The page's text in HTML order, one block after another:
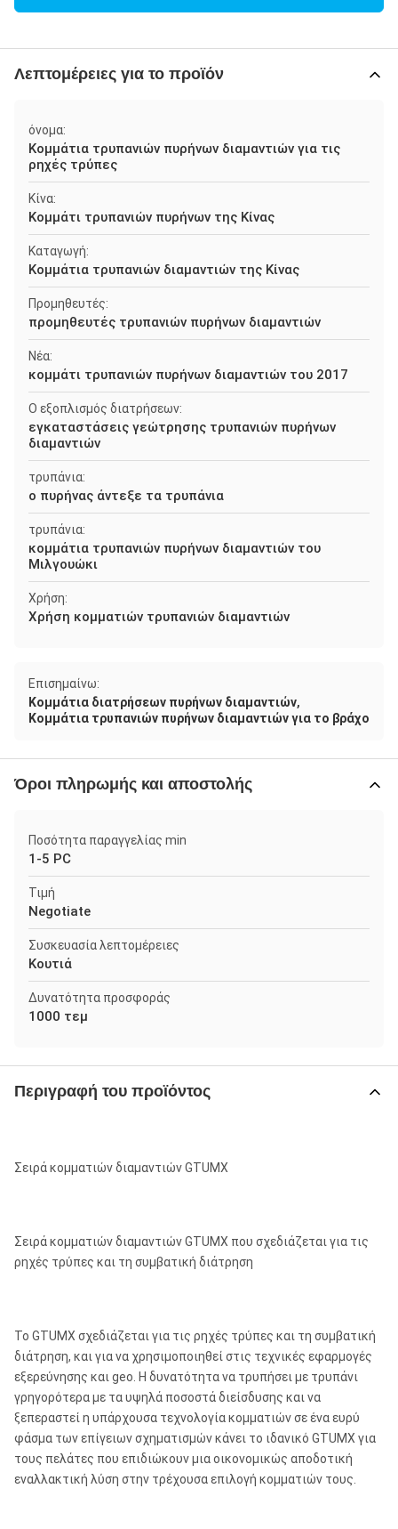
Λεπτομέρειες για το προϊόν
όνομα:
Κομμάτια τρυπανιών πυρήνων διαμαντιών για τις
ρηχές τρύπες
Κίνα:
Κομμάτι τρυπανιών πυρήνων της Κίνας
Καταγωγή:
Κομμάτια τρυπανιών διαμαντιών της Κίνας
Προμηθευτές:
προμηθευτές τρυπανιών πυρήνων διαμαντιών
Νέα:
κομμάτι τρυπανιών πυρήνων διαμαντιών του 2017
Ο εξοπλισμός διατρήσεων:
εγκαταστάσεις γεώτρησης τρυπανιών πυρήνων
διαμαντιών
τρυπάνια:
ο πυρήνας άντεξε τα τρυπάνια
τρυπάνια:
κομμάτια τρυπανιών πυρήνων διαμαντιών του
Μιλγουώκι
Χρήση:
Χρήση κομματιών τρυπανιών διαμαντιών
Επισημαίνω:
Κομμάτια διατρήσεων πυρήνων διαμαντιών,
Κομμάτια τρυπανιών πυρήνων διαμαντιών για το βράχο
Όροι πληρωμής και αποστολής
Ποσότητα παραγγελίας min
1-5 PC
Τιμή
Negotiate
Συσκευασία λεπτομέρειες
Κουτιά
Δυνατότητα προσφοράς
1000 τεμ
Περιγραφή του προϊόντος
Σειρά κομματιών διαμαντιών GTUMX
Σειρά κομματιών διαμαντιών GTUMX που σχεδιάζεται για τις
ρηχές τρύπες και τη συμβατική διάτρηση
Το GTUMX σχεδιάζεται για τις ρηχές τρύπες και τη συμβατική
διάτρηση, και για να χρησιμοποιηθεί στις τεχνικές εφαρμογές
εξερεύνησης και geo. Η δυνατότητα να τρυπήσει με τρυπάνι
γρηγορότερα με τα υψηλά ποσοστά διείσδυσης και να
ξεπεραστεί η υπάρχουσα τεχνολογία κομματιών σε ένα ευρύ
φάσμα των επίγειων σχηματισμών κάνει το ιδανικό GTUMX για
τους πελάτες που επιδιώκουν μια οικονομικώς αποδοτική
εναλλακτική λύση στην τρέχουσα επιλογή κομματιών τους.